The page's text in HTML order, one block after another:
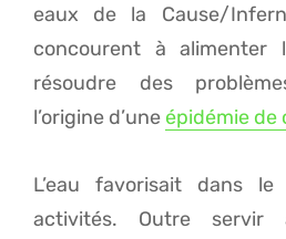
eaux de la Cause/
concourent à alimenter
résoudre des
l’origine d’une épidémie de
L’eau favorisait dans
activités. Outre servir